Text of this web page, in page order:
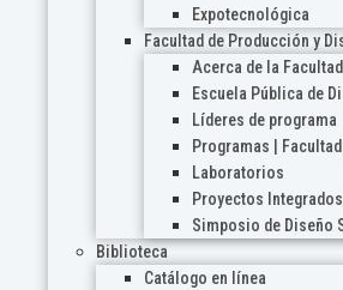
Expotecnológica
Facultad de Producción y
Acerca de la Facultad
Escuela Pública de
Líderes de programa
Programas |
Laboratorios
Proyectos
Simposio de Diseño
Biblioteca
Catálogo en línea